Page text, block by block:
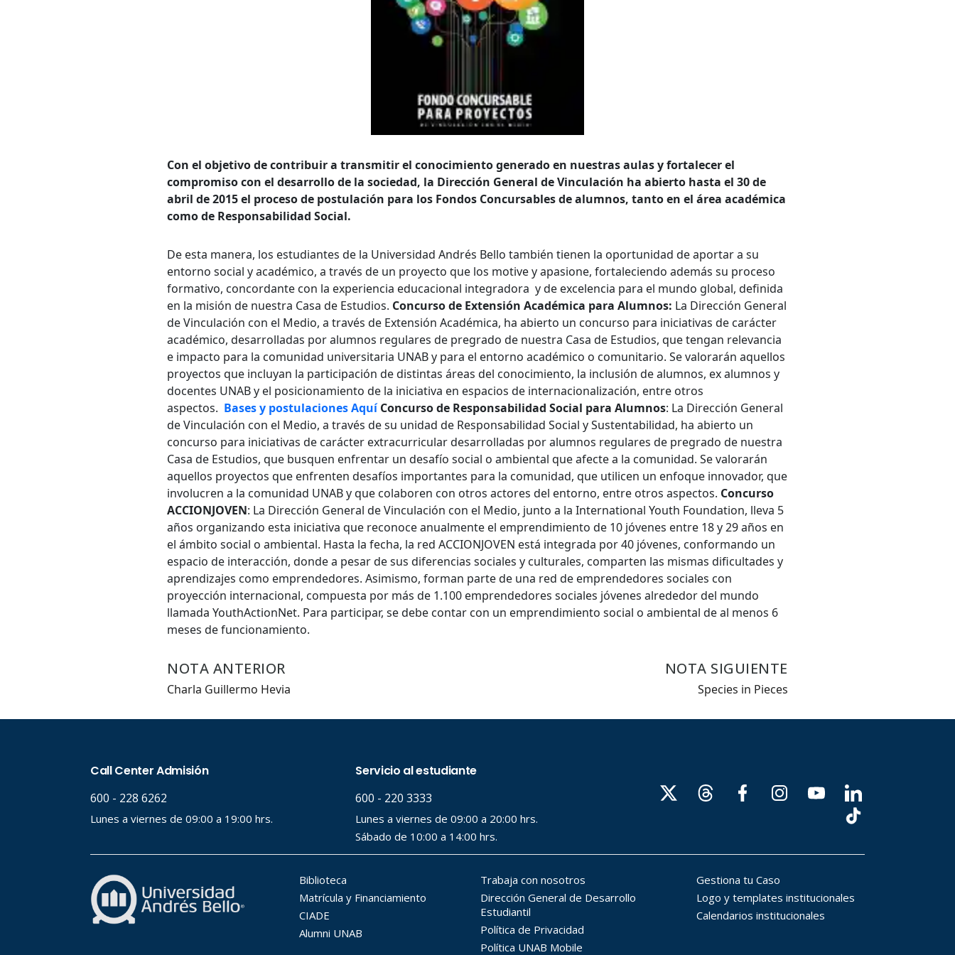
Con el objetivo de contribuir a transmitir el conocimiento generado en nuestras aulas y fortalecer el
compromiso con el desarrollo de la sociedad, la Dirección General de Vinculación ha abierto hasta el 30 de
abril de 2015 el proceso de postulación para los Fondos Concursables de alumnos, tanto en el área académica
como de Responsabilidad Social.
De esta manera, los estudiantes de la Universidad Andrés Bello también tienen la oportunidad de aportar a su
entorno social y académico, a través de un proyecto que los motive y apasione, fortaleciendo además su proceso
formativo, concordante con la experiencia educacional integradora y de excelencia para el mundo global, definida
en la misión de nuestra Casa de Estudios. Concurso de Extensión Académica para Alumnos: La Dirección General
de Vinculación con el Medio, a través de Extensión Académica, ha abierto un concurso para iniciativas de carácter
académico, desarrolladas por alumnos regulares de pregrado de nuestra Casa de Estudios, que tengan relevancia
e impacto para la comunidad universitaria UNAB y para el entorno académico o comunitario. Se valorarán aquellos
proyectos que incluyan la participación de distintas áreas del conocimiento, la inclusión de alumnos, ex alumnos y
docentes UNAB y el posicionamiento de la iniciativa en espacios de internacionalización, entre otros
aspectos. Bases y postulaciones Aquí Concurso de Responsabilidad Social para Alumnos: La Dirección General
de Vinculación con el Medio, a través de su unidad de Responsabilidad Social y Sustentabilidad, ha abierto un
concurso para iniciativas de carácter extracurricular desarrolladas por alumnos regulares de pregrado de nuestra
Casa de Estudios, que busquen enfrentar un desafío social o ambiental que afecte a la comunidad. Se valorarán
aquellos proyectos que enfrenten desafíos importantes para la comunidad, que utilicen un enfoque innovador, que
involucren a la comunidad UNAB y que colaboren con otros actores del entorno, entre otros aspectos. Concurso
ACCIONJOVEN: La Dirección General de Vinculación con el Medio, junto a la International Youth Foundation, lleva 5
años organizando esta iniciativa que reconoce anualmente el emprendimiento de 10 jóvenes entre 18 y 29 años en
el ámbito social o ambiental. Hasta la fecha, la red ACCIONJOVEN está integrada por 40 jóvenes, conformando un
espacio de interacción, donde a pesar de sus diferencias sociales y culturales, comparten las mismas dificultades y
aprendizajes como emprendedores. Asimismo, forman parte de una red de emprendedores sociales con
proyección internacional, compuesta por más de 1.100 emprendedores sociales jóvenes alrededor del mundo
llamada YouthActionNet. Para participar, se debe contar con un emprendimiento social o ambiental de al menos 6
meses de funcionamiento.
NOTA ANTERIOR
Charla Guillermo Hevia
NOTA SIGUIENTE
Species in Pieces
Búsqueda Avanzada
Carrera
Palabra clave
Desde...
Hasta...